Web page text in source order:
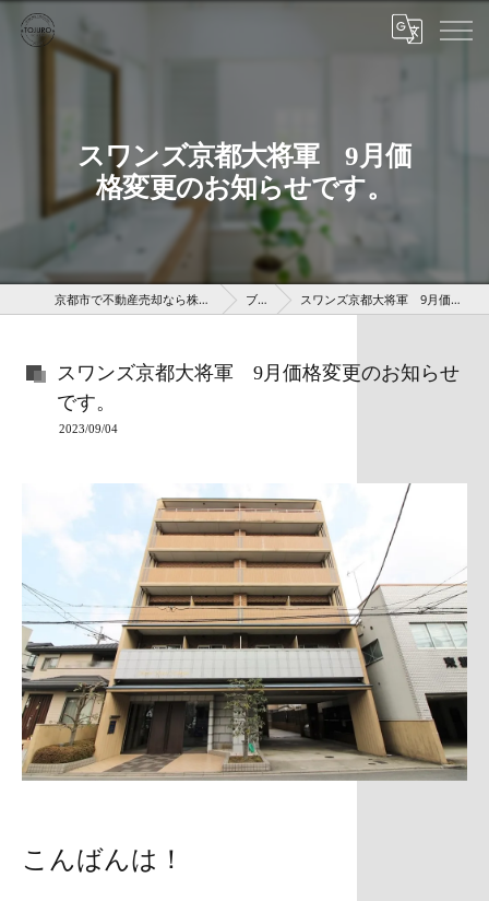
スワンズ京都大将軍 9月価
格変更のお知らせです。
京都市で不動産売却なら株式会社京 藤十郎不動産 ブログ スワンズ京都大将軍 9月価格変更のお知らせです。
スワンズ京都大将軍 9月価格変更のお知らせ
です。
2023/09/04
こんばんは！